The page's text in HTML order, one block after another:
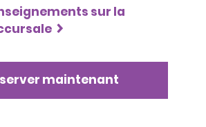
sur la
maintenant